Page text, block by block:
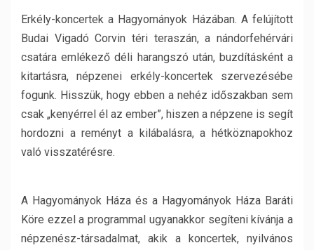
Erkély-koncertek a Hagyományok Házában. A felújított
Budai Vigadó Corvin téri teraszán, a nándorfehérvári
csatára emlékező déli harangszó után, buzdításként a
kitartásra, népzenei erkély-koncertek szervezésébe
fogunk. Hisszük, hogy ebben a nehéz időszakban sem
csak „kenyérrel él az ember”, hiszen a népzene is segít
hordozni a reményt a kilábalásra, a hétköznapokhoz
való visszatérésre.
A Hagyományok Háza és a Hagyományok Háza Baráti
Köre ezzel a programmal ugyanakkor segíteni kívánja a
népzenész-társadalmat, akik a koncertek, nyilvános